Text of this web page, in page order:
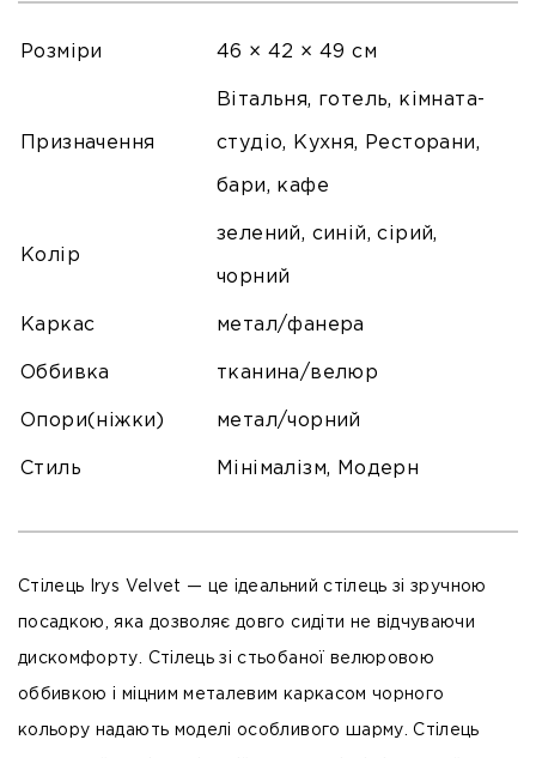
Розміри 46 × 42 × 49 см
Призначення
Вітальня, готель, кімната-
студіо, Кухня, Ресторани,
бари, кафе
Колір
зелений, синій, сірий,
чорний
Каркас метал/фанера
Оббивка тканина/велюр
Опори(ніжки) метал/чорний
Стиль Мінімалізм, Модерн
Стілець Irys Velvet — це ідеальний стілець зі зручною
посадкою, яка дозволяє довго сидіти не відчуваючи
дискомфорту. Стілець зі стьобаної велюровою
оббивкою і міцним металевим каркасом чорного
кольору надають моделі особливого шарму. Стілець